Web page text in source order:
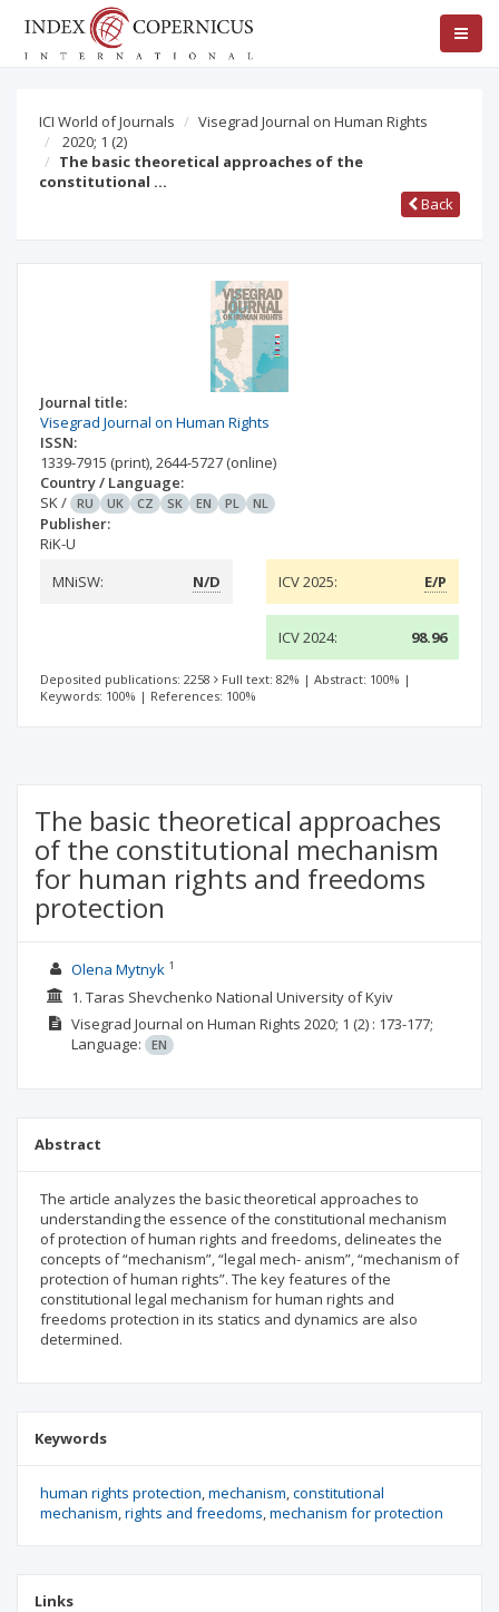
ICI World of Journals
Visegrad Journal on Human Rights
2020; 1 (2)
The basic theoretical approaches of the
constitutional …
Back
Journal title:
Visegrad Journal on Human Rights
ISSN:
1339-7915 (print),2644-5727 (online)
Country / Language:
SK/ RU UK CZ SK EN PL NL
Publisher:
RiK-U
MNiSW:
N/D ICV 2025: E/P
ICV 2024: 98.96
Deposited publications: 2258 Full text: 82% | Abstract: 100% |
Keywords: 100% | References: 100%
The basic theoretical approaches
of the constitutional mechanism
for human rights and freedoms
protection
Olena Mytnyk 1
1. Taras Shevchenko National University of Kyiv
Visegrad Journal on Human Rights 2020; 1 (2) : 173-177;
Language:
EN
Abstract
The article analyzes the basic theoretical approaches to
understanding the essence of the constitutional mechanism
of protection of human rights and freedoms, delineates the
concepts of “mechanism”, “legal mech- anism”, “mechanism of
protection of human rights”. The key features of the
constitutional legal mechanism for human rights and
freedoms protection in its statics and dynamics are also
determined.
Keywords
human rights protection mechanism constitutional
mechanism rights and freedoms mechanism for protection
Links